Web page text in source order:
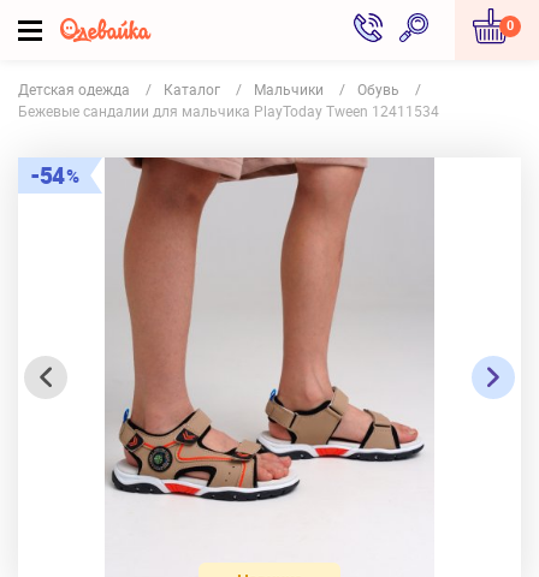
0
Детская одежда Каталог Мальчики
Обувь
Бежевые сандалии для мальчика PlayToday Tween 12411534
54